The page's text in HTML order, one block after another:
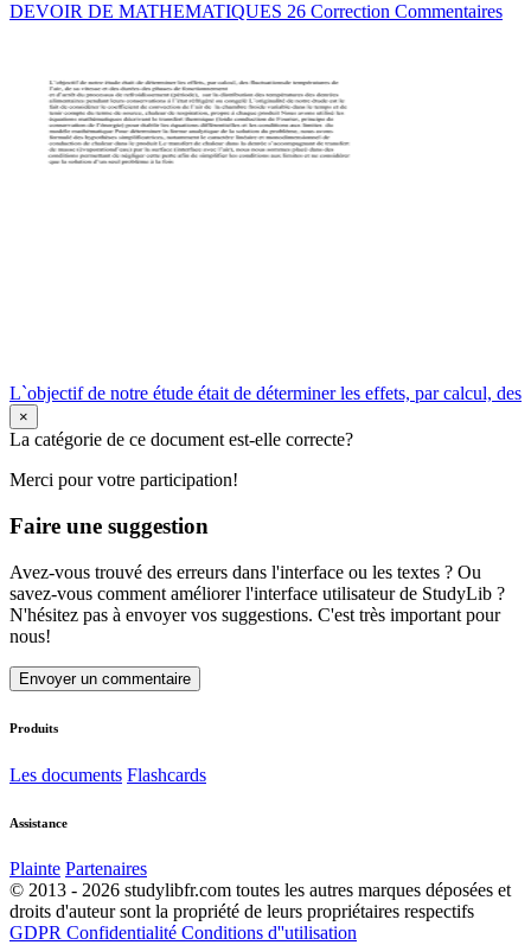
DEVOIR DE MATHEMATIQUES 26 Correction Commentaires
L`objectif de notre étude était de déterminer les effets, par calcul, des
×
La catégorie de ce document est-elle correcte?
Merci pour votre participation!
Faire une suggestion
Avez-vous trouvé des erreurs dans l'interface ou les textes ? Ou
savez-vous comment améliorer l'interface utilisateur de StudyLib ?
N'hésitez pas à envoyer vos suggestions. C'est très important pour
nous!
Envoyer un commentaire
Produits
Les documents Flashcards
Assistance
Plainte Partenaires
© 2013 - 2026 studylibfr.com toutes les autres marques déposées et
droits d'auteur sont la propriété de leurs propriétaires respectifs
GDPR Confidentialité Conditions d''utilisation